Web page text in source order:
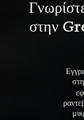
στην
στη